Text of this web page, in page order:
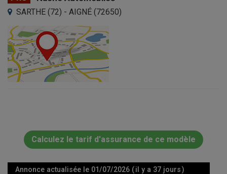
SARTHE (72) - AIGNÉ (72650)
Calculez le tarif d'assurance de ce modèle
Annonce actualisée le 01/07/2026 ( il y a 37 jours )